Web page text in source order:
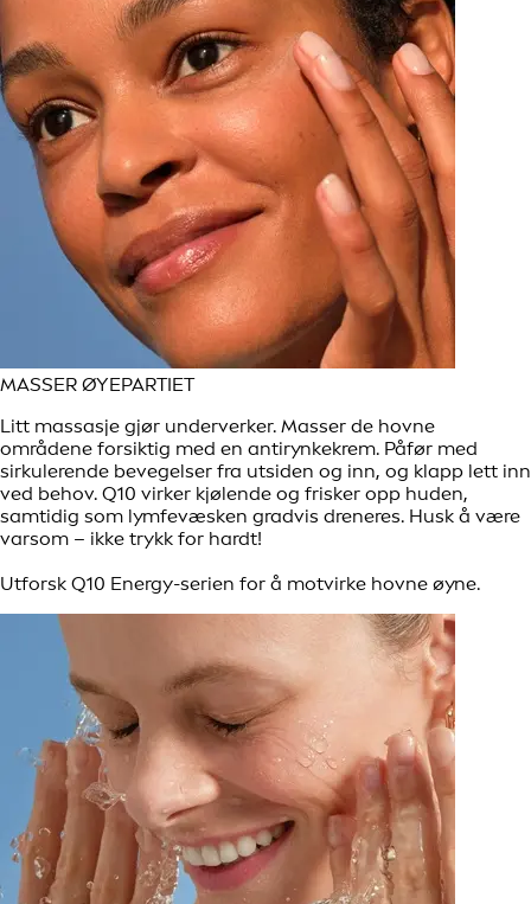
MASSER ØYEPARTIET
Litt massasje gjør underverker. Masser de hovne
områdene forsiktig med en antirynkekrem. Påfør med
sirkulerende bevegelser fra utsiden og inn, og klapp lett inn
ved behov. Q10 virker kjølende og frisker opp huden,
samtidig som lymfevæsken gradvis dreneres. Husk å være
varsom – ikke trykk for hardt!
Utforsk Q10 Energy-serien for å motvirke hovne øyne.